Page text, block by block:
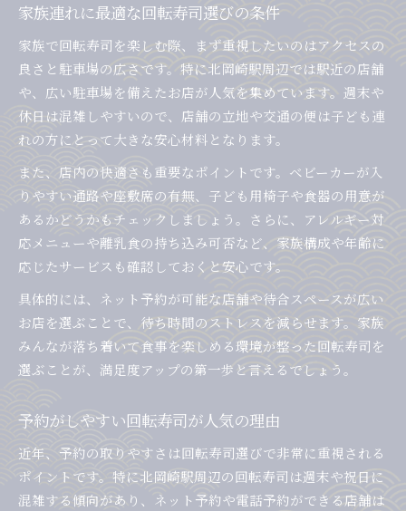
家族連れに最適な回転寿司選びの条件
家族で回転寿司を楽しむ際、まず重視したいのはアクセスの
良さと駐車場の広さです。特に北岡崎駅周辺では駅近の店舗
や、広い駐車場を備えたお店が人気を集めています。週末や
休日は混雑しやすいので、店舗の立地や交通の便は子ども連
れの方にとって大きな安心材料となります。
また、店内の快適さも重要なポイントです。ベビーカーが入
りやすい通路や座敷席の有無、子ども用椅子や食器の用意が
あるかどうかもチェックしましょう。さらに、アレルギー対
応メニューや離乳食の持ち込み可否など、家族構成や年齢に
応じたサービスも確認しておくと安心です。
具体的には、ネット予約が可能な店舗や待合スペースが広い
お店を選ぶことで、待ち時間のストレスを減らせます。家族
みんなが落ち着いて食事を楽しめる環境が整った回転寿司を
選ぶことが、満足度アップの第一歩と言えるでしょう。
予約がしやすい回転寿司が人気の理由
近年、予約の取りやすさは回転寿司選びで非常に重視される
ポイントです。特に北岡崎駅周辺の回転寿司は週末や祝日に
混雑する傾向があり、ネット予約や電話予約ができる店舗は